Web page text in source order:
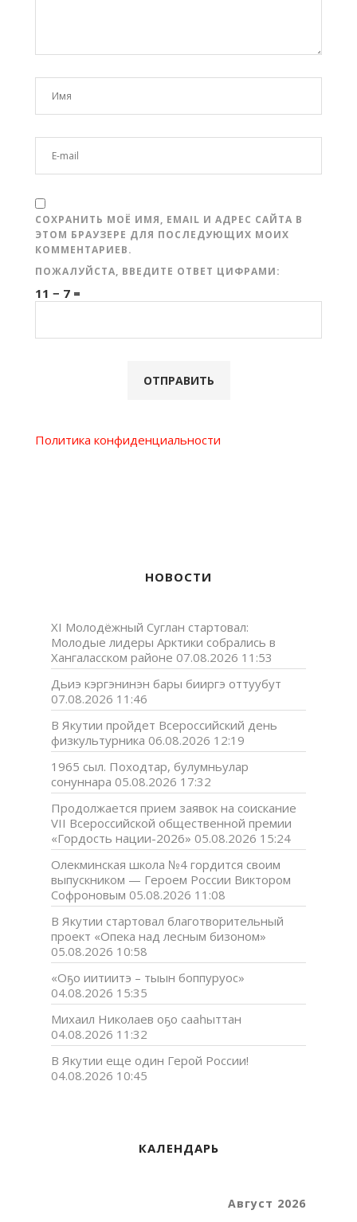
СОХРАНИТЬ МОЁ ИМЯ, EMAIL И АДРЕС САЙТА В
ЭТОМ БРАУЗЕРЕ ДЛЯ ПОСЛЕДУЮЩИХ МОИХ
КОММЕНТАРИЕВ.
ПОЖАЛУЙСТА, ВВЕДИТЕ ОТВЕТ ЦИФРАМИ:
11 − 7 =
Политика конфиденциальности
НОВОСТИ
XI Молодёжный Суглан стартовал:
Молодые лидеры Арктики собрались в
Хангаласском районе 07.08.2026 11:53
Дьиэ кэргэнинэн бары бииргэ оттуубут
07.08.2026 11:46
В Якутии пройдет Всероссийский день
физкультурника 06.08.2026 12:19
1965 сыл. Походтар, булумньулар
сонуннара 05.08.2026 17:32
Продолжается прием заявок на соискание
VII Всероссийской общественной премии
«Гордость нации-2026» 05.08.2026 15:24
Олекминская школа №4 гордится своим
выпускником — Героем России Виктором
Софроновым 05.08.2026 11:08
В Якутии стартовал благотворительный
проект «Опека над лесным бизоном»
05.08.2026 10:58
«Оҕо иитиитэ – тыын боппуруос»
04.08.2026 15:35
Михаил Николаев оҕо сааһыттан
04.08.2026 11:32
В Якутии еще один Герой России!
04.08.2026 10:45
КАЛЕНДАРЬ
Август 2026